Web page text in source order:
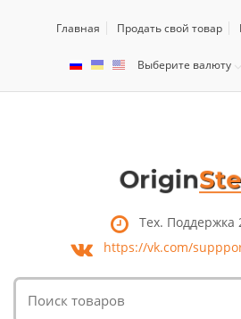
Главная Продать свой товар
Выберите валюту
Тех. Поддержка
https://vk.com/
товаров: